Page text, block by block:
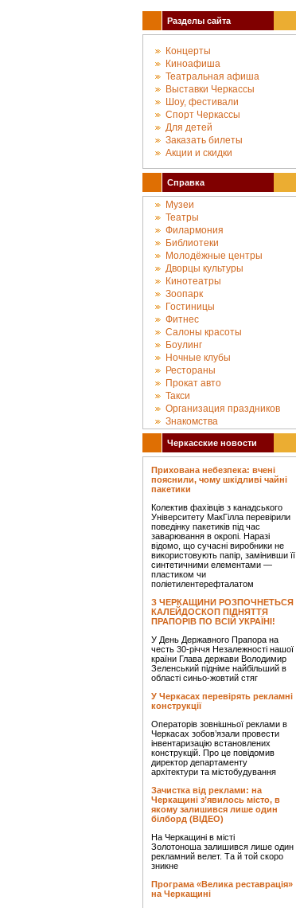
Разделы сайта
Концерты
Киноафиша
Театральная афиша
Выставки Черкассы
Шоу, фестивали
Спорт Черкассы
Для детей
Заказать билеты
Акции и скидки
Справка
Музеи
Театры
Филармония
Библиотеки
Молодёжные центры
Дворцы культуры
Кинотеатры
Зоопарк
Гостиницы
Фитнес
Салоны красоты
Боулинг
Ночные клубы
Рестораны
Прокат авто
Такси
Организация праздников
Знакомства
Черкасские новости
Прихована небезпека: вчені
пояснили, чому шкідливі чайні
пакетики
Колектив фахівців з канадського
Університету МакГілла перевірили
поведінку пакетиків під час
заварювання в окропі. Наразі
відомо, що сучасні виробники не
використовують папір, замінивши її
синтетичними елементами —
пластиком чи
поліетилентерефталатом
З ЧЕРКАЩИНИ РОЗПОЧНЕТЬСЯ
КАЛЕЙДОСКОП ПІДНЯТТЯ
ПРАПОРІВ ПО ВСІЙ УКРАЇНІ!
У День Державного Прапора на
честь 30-річчя Незалежності нашої
країни Глава держави Володимир
Зеленський підніме найбільший в
області синьо-жовтий стяг
У Черкасах перевірять рекламні
конструкції
Операторів зовнішньої реклами в
Черкасах зобов’язали провести
інвентаризацію встановлених
конструкцій. Про це повідомив
директор департаменту
архітектури та містобудування
Зачистка від реклами: на
Черкащині з’явилось місто, в
якому залишився лише один
білборд (ВІДЕО)
На Черкащині в місті
Золотоноша залишився лише один
рекламний велет. Та й той скоро
зникне
Програма «Велика реставрація»
на Черкащині